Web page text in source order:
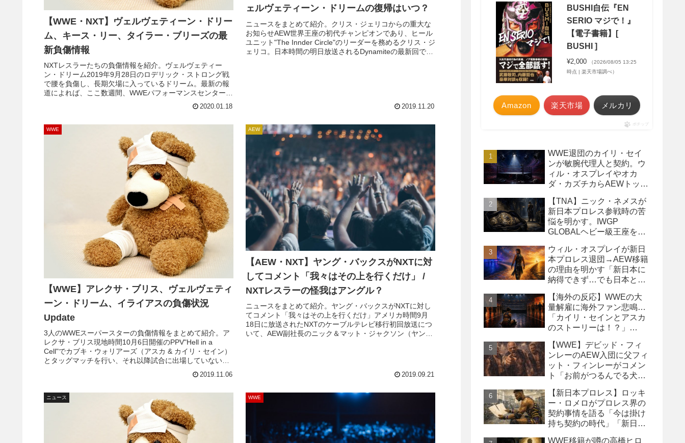
【WWE・NXT】ヴェルヴェティーン・ドリー
ム、キース・リー、タイラー・ブリーズの最
新負傷情報
NXTレスラーたちの負傷情報を紹介。ヴェルヴェティー
ン・ドリーム2019年9月28日のロデリック・ストロング戦
で腰を負傷し、長期欠場に入っているドリーム。最新の報
道によれば、ここ数週間、WWEパフォーマンスセンターに
姿を見せているようです。2019年中の報道では1月6日が復
帰日になるのではないかと噂されていましたが、遅れてい
2020.01.18
ェルヴェティーン・ドリームの復帰はいつ？
ニュースをまとめて紹介。クリス・ジェリコからの重大な
お知らせAEW世界王座の初代チャンピオンであり、ヒール
ユニット"The Innder Circle"のリーダーを務めるクリス・ジ
ェリコ。日本時間の明日放送されるDynamiteの最新回で重
2019.11.20
WWE
【WWE】アレクサ・ブリス、ヴェルヴェティ
ーン・ドリーム、イライアスの負傷状況
Update
3人のWWEスーパースターの負傷情報をまとめて紹介。ア
レクサ・ブリス現地時間10月6日開催のPPV"Hell in a
Cell"でカブキ・ウォリアーズ（アスカ & カイリ・セイン）
とタッグマッチを行い、それ以降試合に出場していないア
欠場中とのことです。復帰時期はわかりません。ブリスは
2019.11.06
AEW
【AEW・NXT】ヤング・バックスがNXTに対
してコメント「我々はその上を行くだけ」 /
NXTレスラーの怪我はアングル？
ニュースをまとめて紹介。ヤング・バックスがNXTに対し
てコメント「我々はその上を行くだけ」アメリカ時間9月
18日に放送されたNXTのケーブルテレビ移行初回放送につ
いて、AEW副社長のニック＆マット・ジャクソン（ヤン
2019.09.21
ニュース WWE
BUSHI自伝『EN
SERIO マジで！』
【電子書籍】[
BUSHI ]
¥2,000
（2026/08/05 13:25
時点 | 楽天市場調べ）
Amazon 楽天市場 メルカリ
ポチップ
WWE退団のカイリ・セイ
ンが敏腕代理人と契約。ウ
ィル・オスプレイやオカ
ダ・カズチカらAEWトップ
【TNA】ニック・ネメスが
新日本プロレス参戦時の苦
悩を明かす。IWGP
GLOBALヘビー級王座を
挫
ウィル・オスプレイが新日
本プロレス退団→AEW移籍
の理由を明かす「新日本に
納得できず…でも日本との
【海外の反応】WWEの大
量解雇に海外ファン悲鳴…
「カイリ・セインとアスカ
のストーリーは！？」
の犠牲になった」
【WWE】デビッド・フィ
ンレーのAEW入団に父フィ
ット・フィンレーがコメン
ト「お前がつるんでる犬連
【新日本プロレス】ロッキ
ー・ロメロがプロレス界の
契約事情を語る「今は掛け
持ち契約の時代」「新日本
WWE移籍が噂の高橋ヒロ